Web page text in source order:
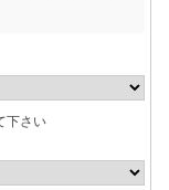
下さい